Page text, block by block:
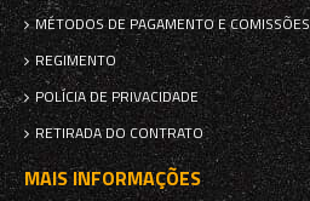
MÉTODOS DE PAGAMENTO E COMISSÕES
REGIMENTO
POLÍCIA DE PRIVACIDADE
RETIRADA DO CONTRATO
MAIS INFORMAÇÕES